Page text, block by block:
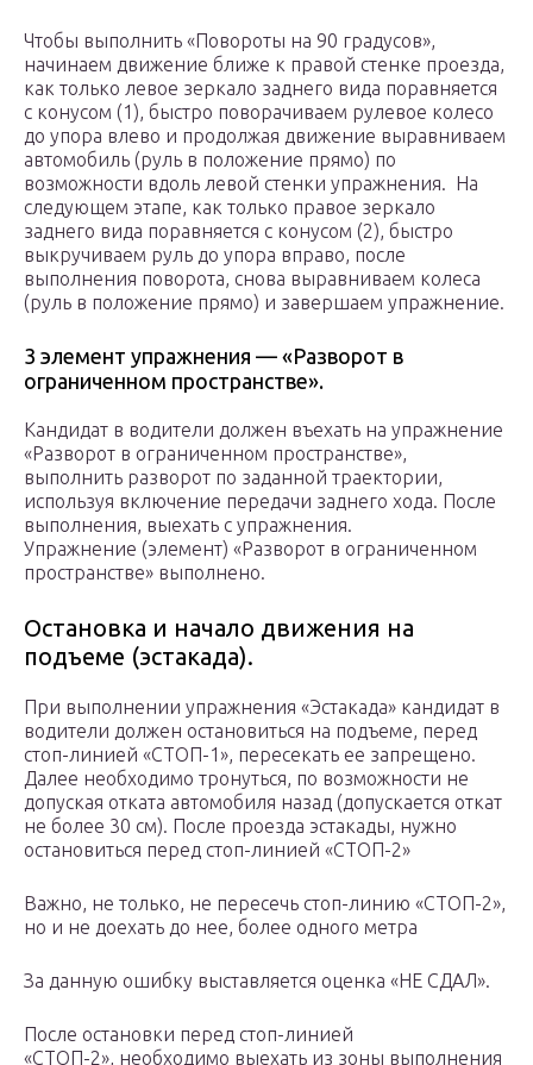
Чтобы выполнить «Повороты на 90 градусов»,
начинаем движение ближе к правой стенке проезда,
как только левое зеркало заднего вида поравняется
с конусом (1), быстро поворачиваем рулевое колесо
до упора влево и продолжая движение выравниваем
автомобиль (руль в положение прямо) по
возможности вдоль левой стенки упражнения. На
следующем этапе, как только правое зеркало
заднего вида поравняется с конусом (2), быстро
выкручиваем руль до упора вправо, после
выполнения поворота, снова выравниваем колеса
(руль в положение прямо) и завершаем упражнение.
3 элемент упражнения — «Разворот в
ограниченном пространстве».
Кандидат в водители должен въехать на упражнение
«Разворот в ограниченном пространстве»,
выполнить разворот по заданной траектории,
используя включение передачи заднего хода. После
выполнения, выехать с упражнения.
Упражнение (элемент) «Разворот в ограниченном
пространстве» выполнено.
Остановка и начало движения на
подъеме (эстакада).
При выполнении упражнения «Эстакада» кандидат в
водители должен остановиться на подъеме, перед
стоп-линией «СТОП-1», пересекать ее запрещено.
Далее необходимо тронуться, по возможности не
допуская отката автомобиля назад (допускается откат
не более 30 см). После проезда эстакады, нужно
остановиться перед стоп-линией «СТОП-2»
Важно, не только, не пересечь стоп-линию «СТОП-2»,
но и не доехать до нее, более одного метра
За данную ошибку выставляется оценка «НЕ СДАЛ».
После остановки перед стоп-линией
«СТОП-2», необходимо выехать из зоны выполнения